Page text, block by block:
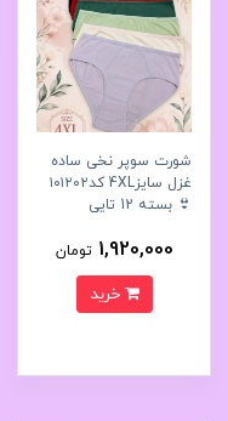
شورت سوپر نخی ساده
غزل سایز4XL کد۱۰۱۲۰۲
👙 بسته 12 تایی
1,920,000 تومان
خرید